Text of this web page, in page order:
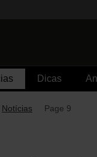
Dicas
Notícias Page 9